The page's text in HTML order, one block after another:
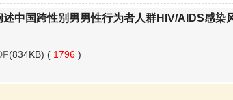
中国跨性别男男性行为者人群HIV/AIDS感染
(834KB) ( 1796 )